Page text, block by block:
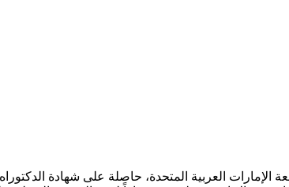
الإمارات العربية المتحدة، حاصلة على شهادة